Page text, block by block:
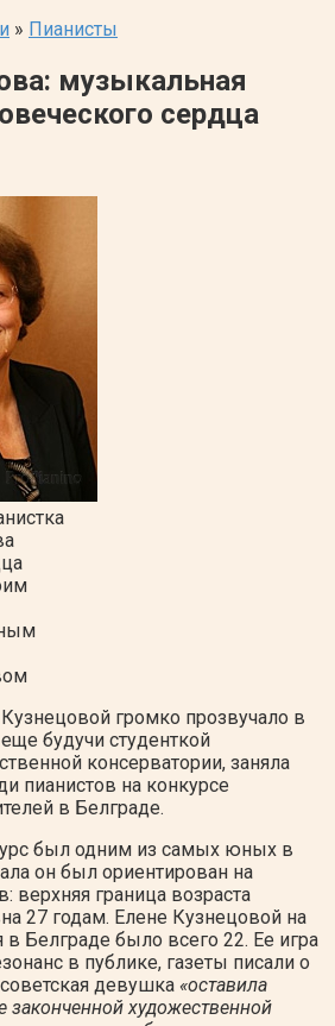
» Пианисты
музыкальная
сердца
громко прозвучало в
будучи студенткой
консерватории, заняла
пианистов на конкурсе
в Белграде.
был одним из самых юных в
он был ориентирован на
верхняя граница возраста
27 годам. Елене Кузнецовой на
Белграде было всего 22. Ее игра
в публике, газеты писали о
девушка «оставила
законченной художественной